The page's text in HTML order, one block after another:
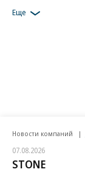
Еще
Новости компаний
07.08.2026
STONE